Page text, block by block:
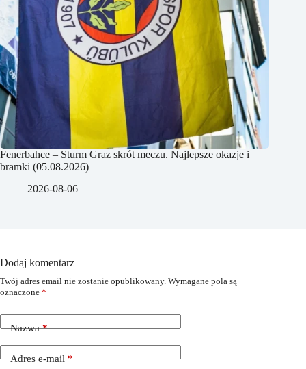
Fenerbahce – Sturm Graz skrót meczu. Najlepsze okazje i
bramki (05.08.2026)
2026-08-06
Dodaj komentarz
Twój adres email nie zostanie opublikowany. Wymagane pola są
oznaczone *
Nazwa*
Adres e-mail*